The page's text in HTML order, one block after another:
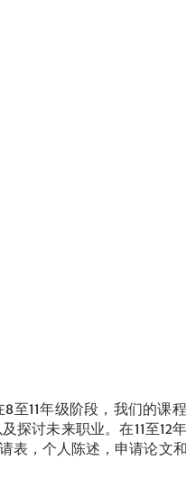
至11年级阶段，我们的课
探讨未来职业。在11至12
表，个人陈述，申请论文